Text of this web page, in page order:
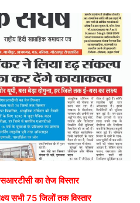
का तेज विस्तार
सभी 75 जिलों तक विस्तार